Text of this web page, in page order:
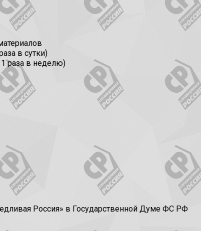
в сутки)
раза в неделю)
Россия» в Государственной Думе ФС РФ